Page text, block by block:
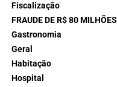
Fiscalização
FRAUDE DE R$ 80 MILHÕES
Gastronomia
Geral
Habitação
Hospital